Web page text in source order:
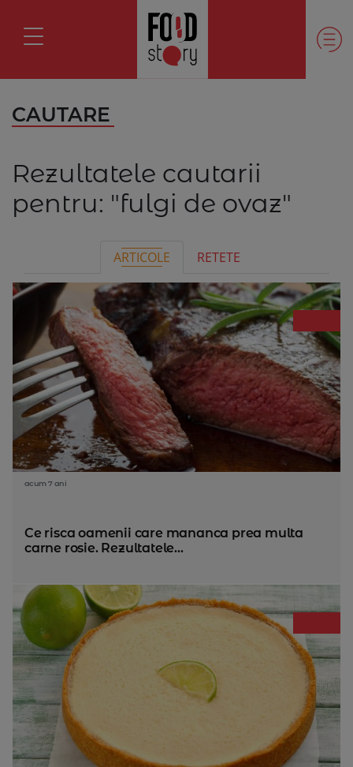
CAUTARE
Rezultatele cautarii
pentru: "fulgi de ovaz"
ARTICOLE RETETE
acum 7 ani
Ce risca oamenii care mananca prea multa
carne rosie. Rezultatele...